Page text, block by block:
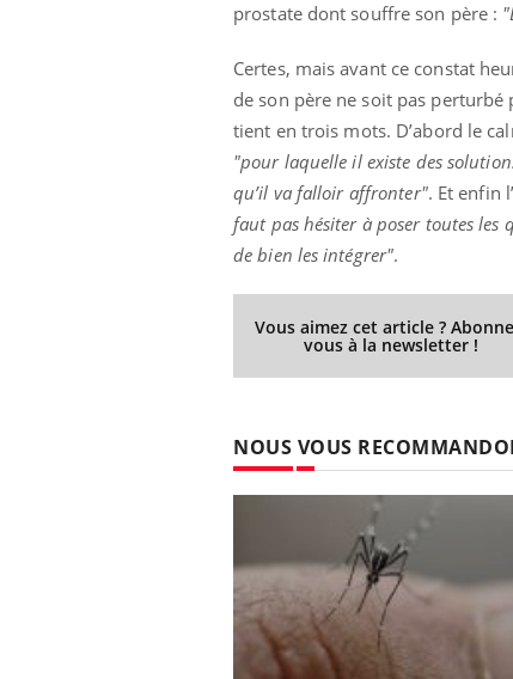
prostate dont souffre son père :
Certes, mais avant ce constat
de son père ne soit pas perturbé
tient en trois mots. D’abord le
"pour laquelle il existe des
qu’il va falloir affronter". Et enfin
faut pas hésiter à poser toutes les
de bien les intégrer".
Vous aimez cet article ?
vous à la newsletter !
NOUS VOUS